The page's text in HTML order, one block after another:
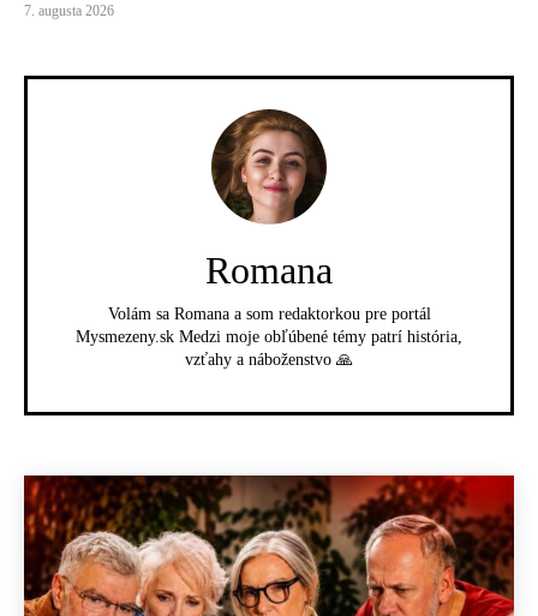
7. augusta 2026
Romana
Volám sa Romana a som redaktorkou pre portál
Mysmezeny.sk Medzi moje obľúbené témy patrí história,
vzťahy a náboženstvo 🙏